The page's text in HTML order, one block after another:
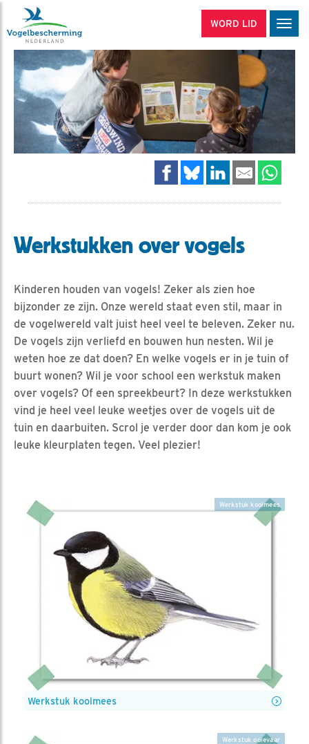
WORD LID
Werkstukken over vogels
Kinderen houden van vogels! Zeker als zien hoe
bijzonder ze zijn. Onze wereld staat even stil, maar in
de vogelwereld valt juist heel veel te beleven. Zeker nu.
De vogels zijn verliefd en bouwen hun nesten. Wil je
weten hoe ze dat doen? En welke vogels er in je tuin of
buurt wonen? Wil je voor school een werkstuk maken
over vogels? Of een spreekbeurt? In deze werkstukken
vind je heel veel leuke weetjes over de vogels uit de
tuin en daarbuiten. Scrol je verder door dan kom je ook
leuke kleurplaten tegen. Veel plezier!
Werkstuk koolmees
Werkstuk koolmees
Werkstuk ooievaar